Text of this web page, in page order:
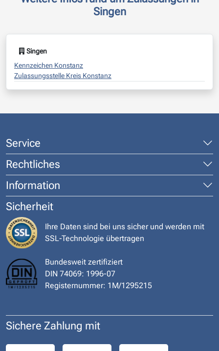
Singen
Singen
Kennzeichen Konstanz
Zulassungsstelle Kreis Konstanz
Service
Rechtliches
Information
Sicherheit
Ihre Daten sind bei uns sicher und werden mit
SSL-Technologie übertragen
Bundesweit zertifiziert
DIN 74069: 1996-07
Registernummer: 1M/1295215
Sichere Zahlung mit